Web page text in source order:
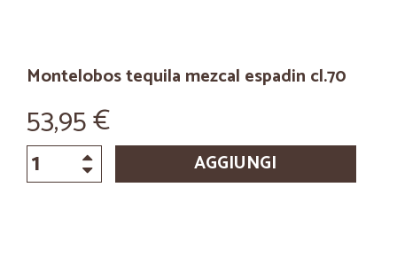
Montelobos tequila mezcal espadin cl.70
53,95 €
AGGIUNGI